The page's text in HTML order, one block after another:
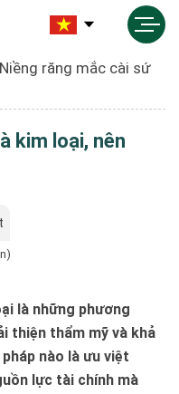
Niềng răng mắc cài sứ
kim loại, nên
là những phương
thiện thẩm mỹ và khả
nào là ưu việt
lực tài chính mà